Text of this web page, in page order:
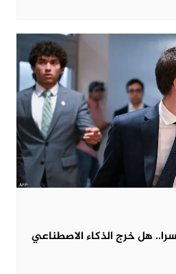
هل خرج الذكاء الاصطناعي